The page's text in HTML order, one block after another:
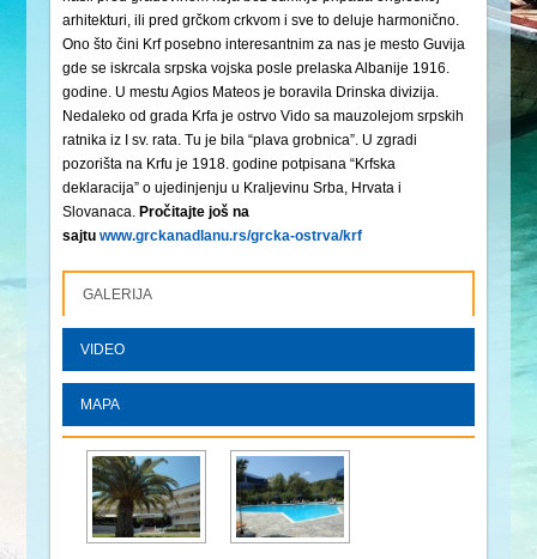
arhitekturi, ili pred grčkom crkvom i sve to deluje harmonično.
Ono što čini Krf posebno interesantnim za nas je mesto Guvija
gde se iskrcala srpska vojska posle prelaska Albanije 1916.
godine. U mestu Agios Mateos je boravila Drinska divizija.
Nedaleko od grada Krfa je ostrvo Vido sa mauzolejom srpskih
ratnika iz I sv. rata. Tu je bila “plava grobnica”. U zgradi
pozorišta na Krfu je 1918. godine potpisana “Krfska
deklaracija” o ujedinjenju u Kraljevinu Srba, Hrvata i
Slovanaca. Pročitajte još na
sajtu www.grckanadlanu.rs/grcka-ostrva/krf
GALERIJA
VIDEO
MAPA